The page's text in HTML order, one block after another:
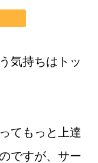
気持ちはトッ
てもっと上達
ですが、サー